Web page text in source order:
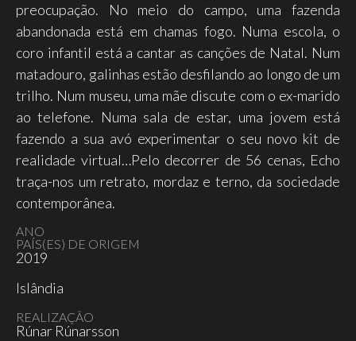
preocupação. No meio do campo, uma fazenda
abandonada está em chamas fogo. Numa escola, o
coro infantil está a cantar as canções de Natal. Num
matadouro, galinhas estão desfilando ao longo de um
trilho. Num museu, uma mãe discute com o ex-marido
ao telefone. Numa sala de estar, uma jovem está
fazendo a sua avó experimentar o seu novo kit de
realidade virtual…Pelo decorrer de 56 cenas, Echo
traça-nos um retrato, mordaz e terno, da sociedade
contemporânea.
ANO
PAÍS(ES) DE ORIGEM
2019
Islândia
REALIZAÇÃO
Rúnar Rúnarsson